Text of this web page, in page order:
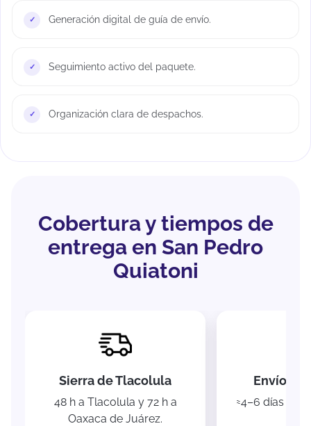
Generación digital de guía de envío.
Seguimiento activo del paquete.
Organización clara de despachos.
Cobertura y tiempos de
entrega en San Pedro
Quiatoni
Sierra de Tlacolula
48 h a Tlacolula y 72 h a
Oaxaca de Juárez.
Envíos
≈4–6 días a